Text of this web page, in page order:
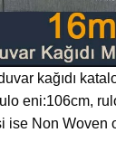
kağıdı
eni:106cm,
ise Non Woven